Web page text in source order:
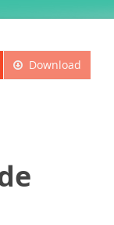
Download